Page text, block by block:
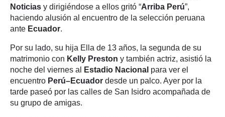
Noticias y dirigiéndose a ellos gritó “Arriba Perú”,
haciendo alusión al encuentro de la selección peruana
ante Ecuador.
Por su lado, su hija Ella de 13 años, la segunda de su
matrimonio con Kelly Preston y también actriz, asistió la
noche del viernes al
Estadio Nacional para ver el
encuentro Perú–Ecuador desde un palco. Ayer por la
tarde paseó por las calles de San Isidro acompañada de
su grupo de amigas.